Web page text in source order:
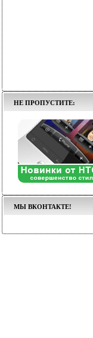
НЕ ПРОПУСТИТЕ:
МЫ ВКОНТАКТЕ!